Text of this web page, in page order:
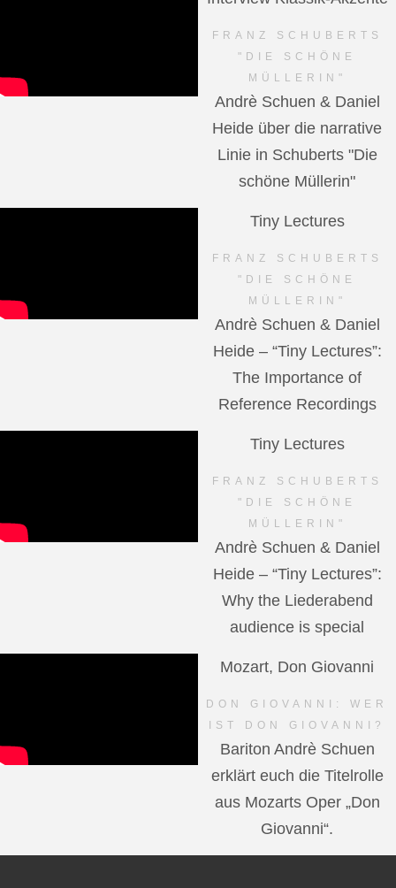
FRANZ SCHUBERTS
"DIE SCHÖNE
MÜLLERIN"
Andrè Schuen & Daniel
Heide über die narrative
Linie in Schuberts "Die
schöne Müllerin"
Tiny Lectures
FRANZ SCHUBERTS
"DIE SCHÖNE
MÜLLERIN"
Andrè Schuen & Daniel
Heide – “Tiny Lectures”:
The Importance of
Reference Recordings
Tiny Lectures
FRANZ SCHUBERTS
"DIE SCHÖNE
MÜLLERIN"
Andrè Schuen & Daniel
Heide – “Tiny Lectures”:
Why the Liederabend
audience is special
Mozart, Don Giovanni
DON GIOVANNI: WER
IST DON GIOVANNI?
Bariton Andrè Schuen
erklärt euch die Titelrolle
aus Mozarts Oper „Don
Giovanni“.